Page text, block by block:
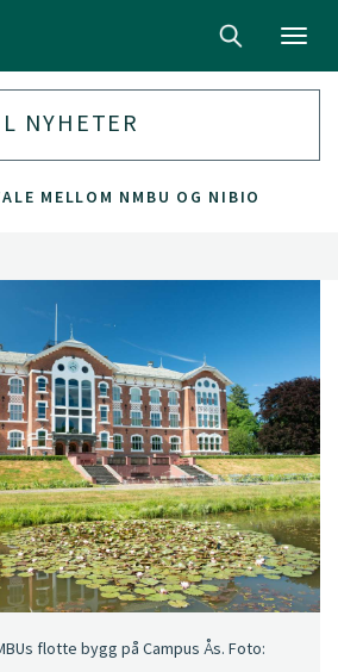
NYHETER
MELLOM NMBU OG NIBIO
flotte bygg på Campus Ås. Foto: